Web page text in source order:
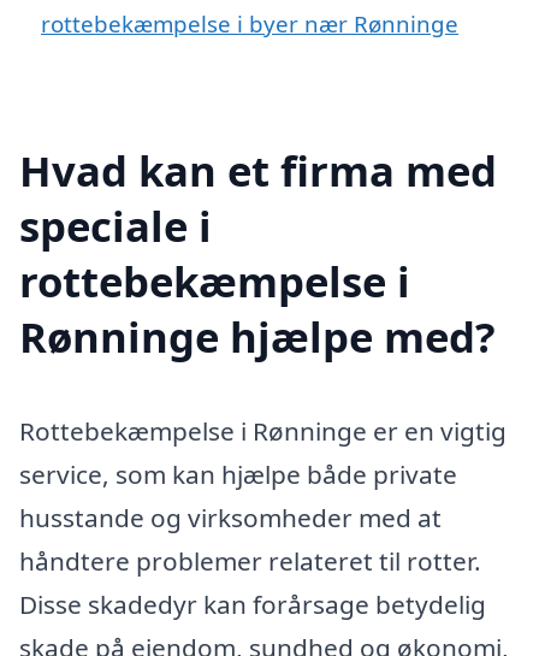
rottebekæmpelse i byer nær Rønninge
Hvad kan et firma med
speciale i
rottebekæmpelse i
Rønninge hjælpe med?
Rottebekæmpelse i Rønninge er en vigtig
service, som kan hjælpe både private
husstande og virksomheder med at
håndtere problemer relateret til rotter.
Disse skadedyr kan forårsage betydelig
skade på ejendom, sundhed og økonomi,